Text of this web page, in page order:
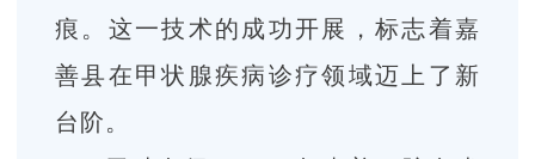
痕。这一技术的成功开展，标志着嘉
善县在甲状腺疾病诊疗领域迈上了新
台阶。